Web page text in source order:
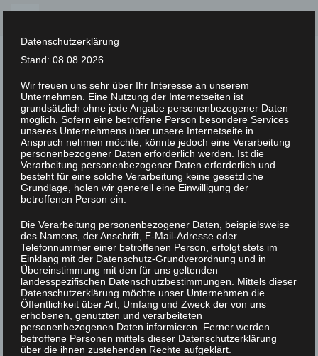
Skip
content
XLAB STIFTUNG
UNCATEGORIZED / 16. FEBRUAR 2023
IMGP2946
Datenschutzerklärung
Stand: 08.08.2026
Wir freuen uns sehr über Ihr Interesse an unserem
Unternehmen. Eine Nutzung der Internetseiten ist
grundsätzlich ohne jede Angabe personenbezogener Daten
möglich. Sofern eine betroffene Person besondere Services
unseres Unternehmens über unsere Internetseite in
Anspruch nehmen möchte, könnte jedoch eine Verarbeitung
personenbezogener Daten erforderlich werden. Ist die
Verarbeitung personenbezogener Daten erforderlich und
besteht für eine solche Verarbeitung keine gesetzliche
Grundlage, holen wir generell eine Einwilligung der
betroffenen Person ein.
Die Verarbeitung personenbezogener Daten, beispielsweise
des Namens, der Anschrift, E-Mail-Adresse oder
Telefonnummer einer betroffenen Person, erfolgt stets im
Einklang mit der Datenschutz-Grundverordnung und in
Übereinstimmung mit den für uns geltenden
landesspezifischen Datenschutzbestimmungen. Mittels dieser
Datenschutzerklärung möchte unser Unternehmen die
Öffentlichkeit über Art, Umfang und Zweck der von uns
erhobenen, genutzten und verarbeiteten
personenbezogenen Daten informieren. Ferner werden
betroffene Personen mittels dieser Datenschutzerklärung
über die ihnen zustehenden Rechte aufgeklärt.